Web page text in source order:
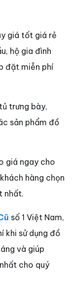
giá tốt giá rẻ
hộ gia đình
đặt miễn phí
trưng bày,
sản phẩm đồ
giá ngay cho
hàng chọn
nhất.
số 1 Việt Nam,
khi sử dụng đồ
và giúp
cho quý